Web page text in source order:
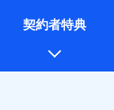
行うため
保険会社のホ
ください。
契約者特典